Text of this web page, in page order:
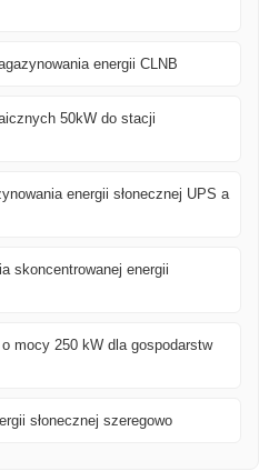
energii CLNB
50kW do stacji
energii słonecznej UPS a
skoncentrowanej energii
mocy 250 kW dla gospodarstw
słonecznej szeregowo